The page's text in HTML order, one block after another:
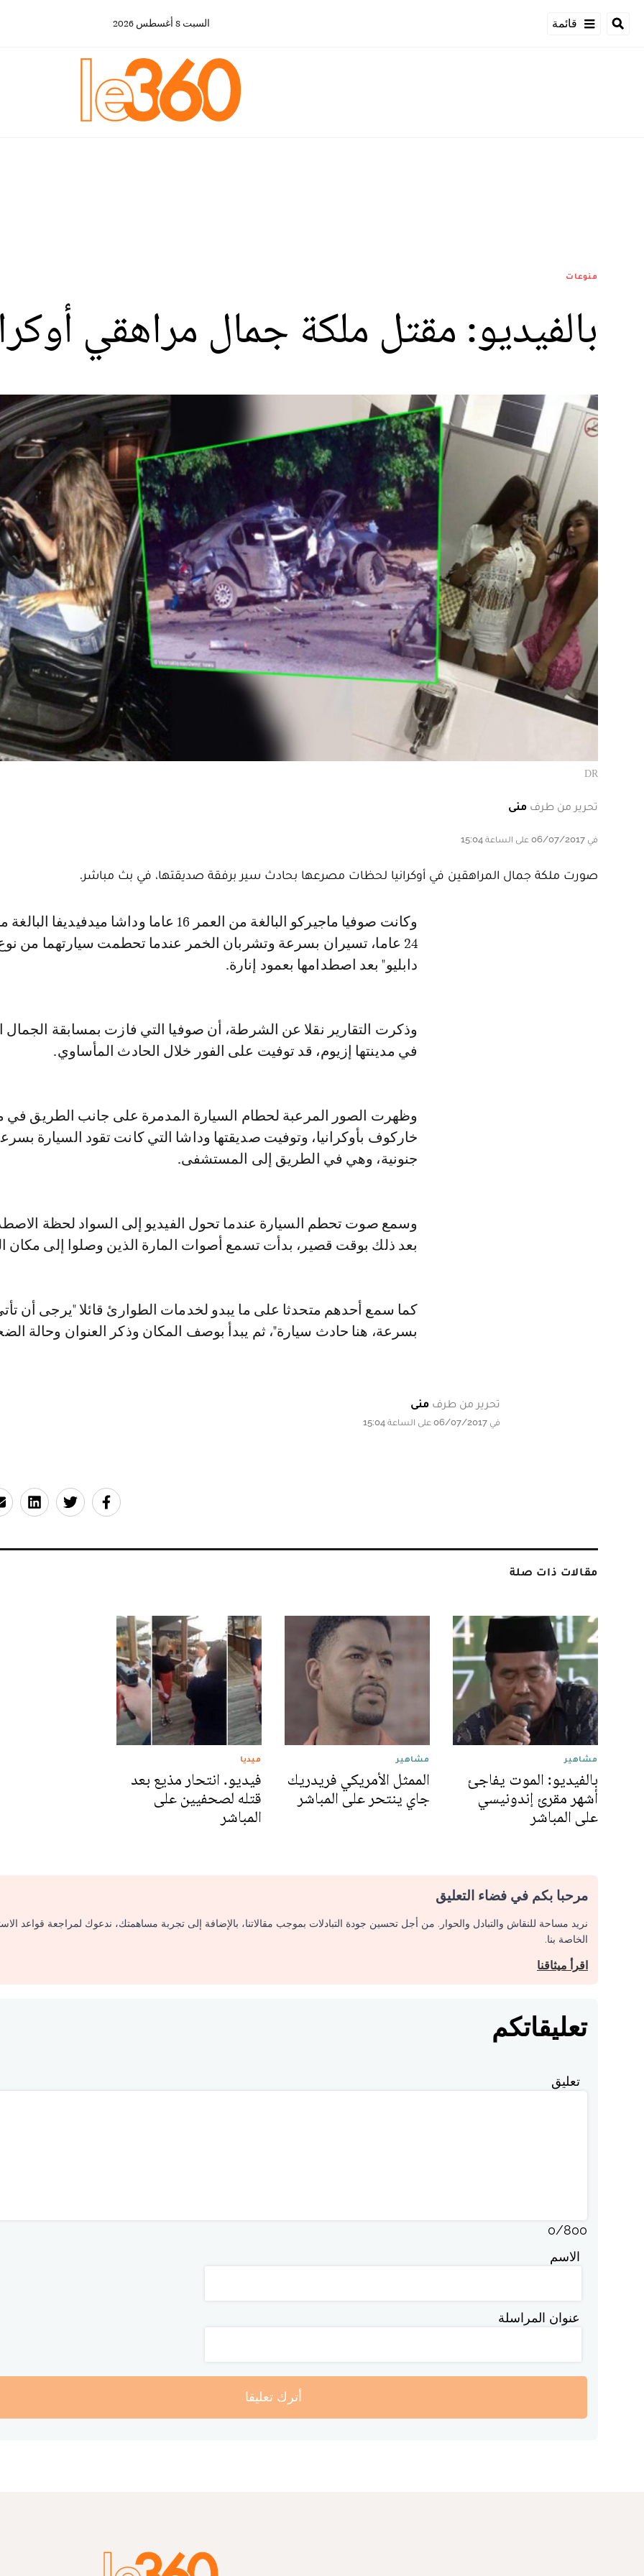
قائمة السبت 8 أغسطس 2026
منوعات
بالفيديو: مقتل ملكة جمال مراهقي
DR
تحرير من طرف منى
في 06/07/2017 على الساعة 15:04
صورت ملكة جمال المراهقين في أوكرانيا لحظات مصرعها بحادث سير برفقة صديقتها، في بث مباشر.
وكانت صوفيا ماجيركو البالغة من العمر 16 عاما وداشا ميدفيديفا البالغة من العمر
24 عاما، تسيران بسرعة وتشربان الخمر عندما تحطمت سيارتهما من
دابليو" بعد اصطدامها بعمود إنارة.
وذكرت التقارير نقلا عن الشرطة، أن صوفيا التي فازت بمسابقة الجمال
في مدينتها إزيوم، قد توفيت على الفور خلال الحادث المأساوي.
وظهرت الصور المرعبة لحطام السيارة المدمرة على جانب الطريق في
خاركوف بأوكرانيا، وتوفيت صديقتها وداشا التي كانت تقود السيارة
جنونية، وهي في الطريق إلى المستشفى.
وسمع صوت تحطم السيارة عندما تحول الفيديو إلى السواد لحظة
بعد ذلك بوقت قصير، بدأت تسمع أصوات المارة الذين وصلوا إلى مكان
كما سمع أحدهم متحدثا على ما يبدو لخدمات الطوارئ قائلا "يرجى أن
بسرعة، هنا حادث سيارة"، ثم يبدأ بوصف المكان وذكر العنوان وحالة
تحرير من طرف منى
في 06/07/2017 على الساعة 15:04
مقالات ذات صلة
مشاهير
بالفيديو: الموت يفاجئ
أشهر مقرئ إندونيسي
على المباشر
مشاهير
الممثل الأمريكي فريدريك
جاي ينتحر على المباشر
ميديا
فيديو. انتحار مذيع بعد
قتله لصحفيين على
المباشر
مرحبا بكم في فضاء التعليق
نريد مساحة للنقاش والتبادل والحوار. من أجل تحسين جودة التبادلات بموجب مقالاتنا، بالإضافة إلى تجربة مساهمتك، ندعوك لمراجعة قواعد
الخاصة بنا.
اقرأ ميثاقنا
تعليقاتكم
تعليق
0/800
الاسم
عنوان المراسلة
أترك تعليقا